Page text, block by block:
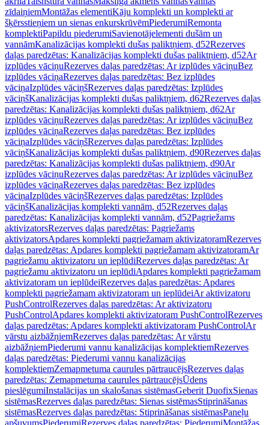
zīdaiņiemMontāžas elementiKāju komplekti un komplekti ar
šķērsstieņiem un sienas enkurskrūvēmPiederumiRemonta
komplektiPapildu piederumiSavienotājelementi dušām un
vannāmKanalizācijas komplekti dušas paliktņiem, d52Rezerves
daļas paredzētas: Kanalizācijas komplekti dušas paliktņiem, d52Ar
izplūdes vāciņuRezerves daļas paredzētas: Ar izplūdes vāciņuBez
izplūdes vāciņaRezerves daļas paredzētas: Bez izplūdes
vāciņaIzplūdes vāciņšRezerves daļas paredzētas: Izplūdes
vāciņšKanalizācijas komplekti dušas paliktņiem, d62Rezerves daļas
paredzētas: Kanalizācijas komplekti dušas paliktņiem, d62Ar
izplūdes vāciņuRezerves daļas paredzētas: Ar izplūdes vāciņuBez
izplūdes vāciņaRezerves daļas paredzētas: Bez izplūdes
vāciņaIzplūdes vāciņšRezerves daļas paredzētas: Izplūdes
vāciņšKanalizācijas komplekti dušas paliktņiem, d90Rezerves daļas
paredzētas: Kanalizācijas komplekti dušas paliktņiem, d90Ar
izplūdes vāciņuRezerves daļas paredzētas: Ar izplūdes vāciņuBez
izplūdes vāciņaRezerves daļas paredzētas: Bez izplūdes
vāciņaIzplūdes vāciņšRezerves daļas paredzētas: Izplūdes
vāciņšKanalizācijas komplekti vannām, d52Rezerves daļas
paredzētas: Kanalizācijas komplekti vannām, d52Pagriežams
aktivizatorsRezerves daļas paredzētas: Pagriežams
aktivizatorsApdares komplekti pagriežamam aktivizatoramRezerves
daļas paredzētas: Apdares komplekti pagriežamam aktivizatoramAr
pagriežamu aktivizatoru un ieplūdiRezerves daļas paredzētas: Ar
pagriežamu aktivizatoru un ieplūdiApdares komplekti pagriežamam
aktivizatoram un ieplūdeiRezerves daļas paredzētas: Apdares
komplekti pagriežamam aktivizatoram un ieplūdeiAr aktivizatoru
PushControlRezerves daļas paredzētas: Ar aktivizatoru
PushControlApdares komplekti aktivizatoram PushControlRezerves
daļas paredzētas: Apdares komplekti aktivizatoram PushControlAr
vārstu aizbāžņiemRezerves daļas paredzētas: Ar vārstu
aizbāžņiemPiederumi vannu kanalizācijas komplektiemRezerves
daļas paredzētas: Piederumi vannu kanalizācijas
komplektiemZemapmetuma caurules pārtraucējsRezerves daļas
paredzētas: Zemapmetuma caurules pārtraucējsŪdens
pieslēgumiInstalācijas un skalošanas sistēmasGeberit DuofixSienas
sistēmasRezerves daļas paredzētas: Sienas sistēmasStiprināšanas
sistēmasRezerves daļas paredzētas: Stiprināšanas sistēmasPaneļu
apšuvumsPiederumiRezerves daļas paredzētas: PiederumiMontāžas